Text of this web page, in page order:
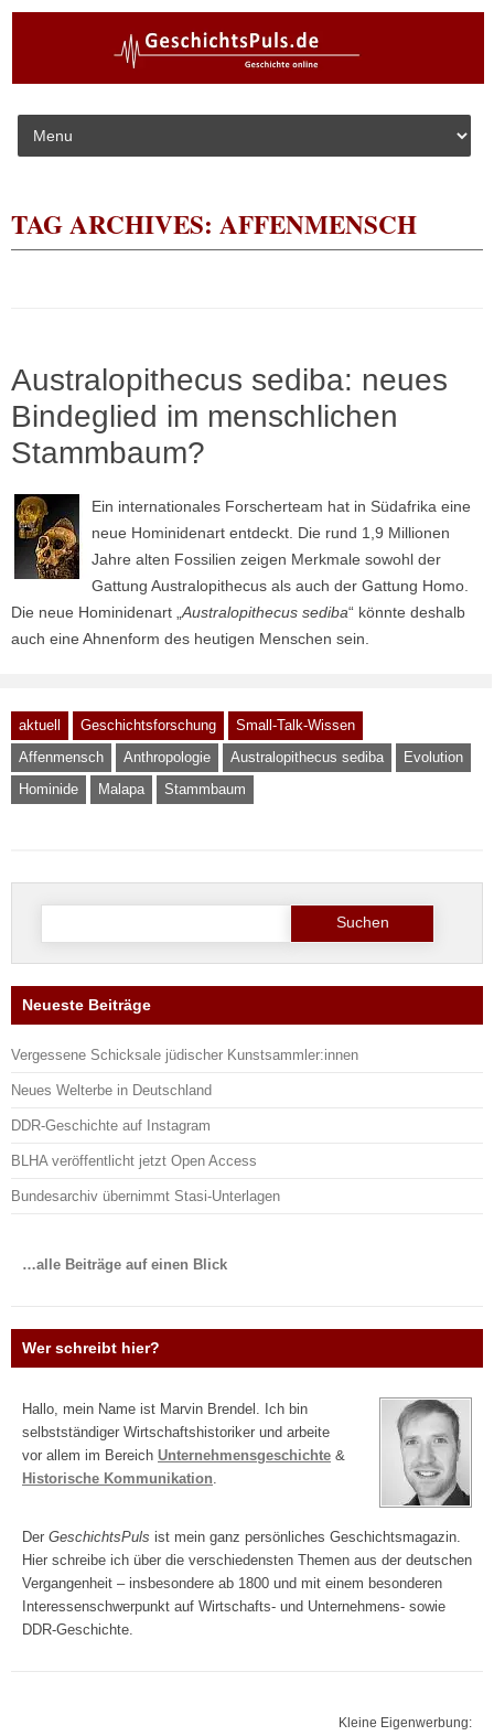
Skip to content
TAG ARCHIVES: AFFENMENSCH
Australopithecus sediba: neues
Bindeglied im menschlichen
Stammbaum?
Ein internationales Forscherteam hat in Südafrika eine
neue Hominidenart entdeckt. Die rund 1,9 Millionen
Jahre alten Fossilien zeigen Merkmale sowohl der
Gattung Australopithecus als auch der Gattung Homo.
Die neue Hominidenart „ Australopithecus sediba“ könnte deshalb
auch eine Ahnenform des heutigen Menschen sein.
aktuell Geschichtsforschung
Small-Talk-Wissen
Affenmensch
Anthropologie Australopithecus sediba
Evolution
Hominide
Malapa Stammbaum
Suche
Neueste Beiträge
Vergessene Schicksale jüdischer Kunstsammler:innen
Neues Welterbe in Deutschland
DDR-Geschichte auf Instagram
BLHA veröffentlicht jetzt Open Access
Bundesarchiv übernimmt Stasi-Unterlagen
…alle Beiträge auf einen Blick
Wer schreibt hier?
Hallo, mein Name ist Marvin Brendel. Ich bin
selbstständiger Wirtschaftshistoriker und arbeite
vor allem im Bereich Unternehmensgeschichte &
Historische Kommunikation
Der GeschichtsPuls ist mein ganz persönliches Geschichtsmagazin.
Hier schreibe ich über die verschiedensten Themen aus der deutschen
Vergangenheit – insbesondere ab 1800 und mit einem besonderen
Interessenschwerpunkt auf Wirtschafts- und Unternehmens- sowie
DDR-Geschichte.
Kleine Eigenwerbung: